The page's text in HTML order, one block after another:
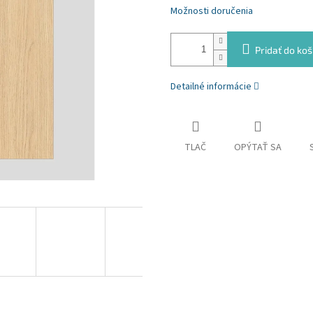
Možnosti doručenia
Pridať do
Detailné informácie
TLAČ OPÝTAŤ SA